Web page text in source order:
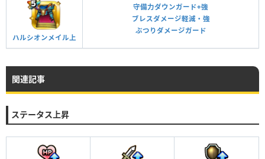
ハルシオンメイル上
守備力ダウンガード+強
ブレスダメージ軽減・強
ぶつりダメージガード
関連記事
ステータス上昇